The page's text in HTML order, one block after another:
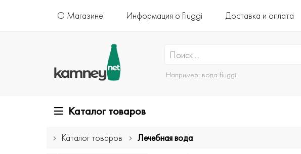
О Магазине Информация о Fiuggi Доставка и оплата
Например: вода fiuggi
Каталог товаров
Каталог товаров Лечебная вода